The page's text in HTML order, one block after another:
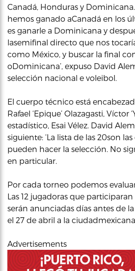
Canadá, Honduras y
hemos ganado aCanadá en los
es ganarle a Dominicana y
lasemifinal directo que nos
como México, y buscar la final
oDominicana’, expuso David
selección nacional e voleibol.
El cuerpo técnico está
Rafael ‘Epique’ Olazagasti, Víctor
estadístico, Esai Vélez. David
siguiente: ‘La lista de las 20son
pueden hacer la selección. No
en particular.
Por cada torneo podemos
Las 12 jugadoras que
serán anunciadas días antes de
el 27 de abril a la
Advertisements